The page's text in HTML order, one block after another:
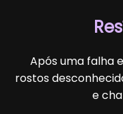
Após uma falha
rostos
e